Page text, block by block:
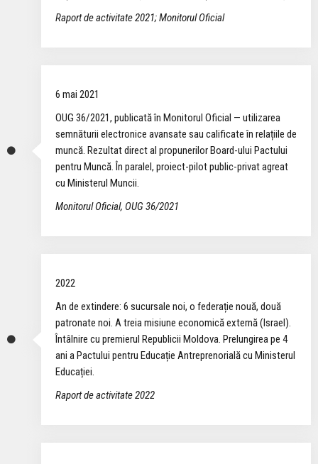
Raport de activitate 2021; Monitorul Oficial
6 mai 2021
OUG 36/2021, publicată în Monitorul Oficial — utilizarea
semnăturii electronice avansate sau calificate în relațiile de
muncă. Rezultat direct al propunerilor Board-ului Pactului
pentru Muncă. În paralel, proiect-pilot public-privat agreat
cu Ministerul Muncii.
Monitorul Oficial, OUG 36/2021
2022
An de extindere: 6 sucursale noi, o federație nouă, două
patronate noi. A treia misiune economică externă (Israel).
Întâlnire cu premierul Republicii Moldova. Prelungirea pe 4
ani a Pactului pentru Educație Antreprenorială cu Ministerul
Educației.
Raport de activitate 2022